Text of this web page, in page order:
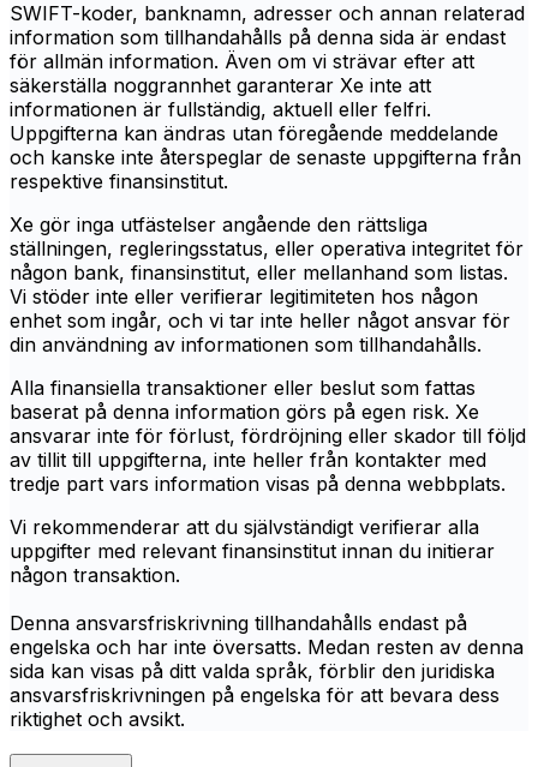
SWIFT-koder, banknamn, adresser och annan relaterad
information som tillhandahålls på denna sida är endast
för allmän information. Även om vi strävar efter att
säkerställa noggrannhet garanterar Xe inte att
informationen är fullständig, aktuell eller felfri.
Uppgifterna kan ändras utan föregående meddelande
och kanske inte återspeglar de senaste uppgifterna från
respektive finansinstitut.
Xe gör inga utfästelser angående den rättsliga
ställningen, regleringsstatus, eller operativa integritet för
någon bank, finansinstitut, eller mellanhand som listas.
Vi stöder inte eller verifierar legitimiteten hos någon
enhet som ingår, och vi tar inte heller något ansvar för
din användning av informationen som tillhandahålls.
Alla finansiella transaktioner eller beslut som fattas
baserat på denna information görs på egen risk. Xe
ansvarar inte för förlust, fördröjning eller skador till följd
av tillit till uppgifterna, inte heller från kontakter med
tredje part vars information visas på denna webbplats.
Vi rekommenderar att du självständigt verifierar alla
uppgifter med relevant finansinstitut innan du initierar
någon transaktion.
Denna ansvarsfriskrivning tillhandahålls endast på
engelska och har inte översatts. Medan resten av denna
sida kan visas på ditt valda språk, förblir den juridiska
ansvarsfriskrivningen på engelska för att bevara dess
riktighet och avsikt.